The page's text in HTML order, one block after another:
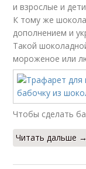
и взрослые и
К тому же
дополнением и
Такой
мороженое или
Чтобы сделать
Читать дальше →